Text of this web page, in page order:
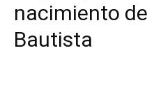
nacimiento
Bautista